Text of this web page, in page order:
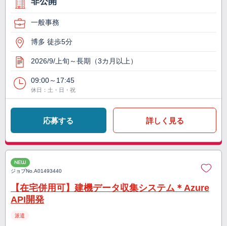
一般事務
博多 徒歩5分
2026/9/上旬～長期（3カ月以上）
09:00～17:45
休日：土・日・祝
応募する 詳しく見る
NEW
ジョブNo.A01493440
【在宅併用可】建機データ収集システム＊Azure
API開発
派遣